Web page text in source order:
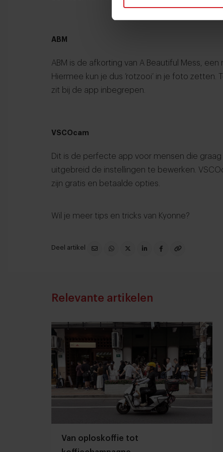
ABM
ABM is de afkorting van A Beautiful Mess,
Hiermee kun je dus ‘rotzooi’ in je foto
zit bij de app inbegrepen.
VSCOcam
Dit is de perfecte app voor mensen die
uitgebreid de instellingen te bewerken.
zijn gratis en betaalde opties.
Wil je meer tips en tricks van Kyonne?
Deel artikel
Relevante artikelen
Van oploskoffie tot